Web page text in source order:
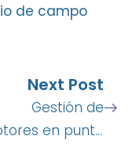
de campo
Next Post
Gestión de
en punto